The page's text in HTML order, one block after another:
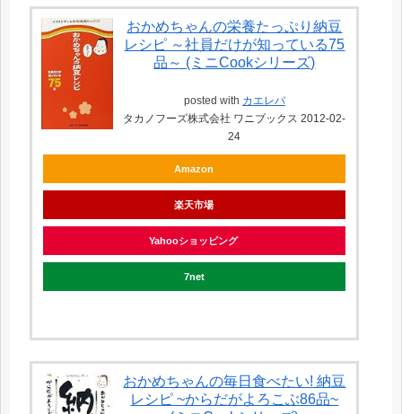
おかめちゃんの栄養たっぷり納豆
レシピ ～社員だけが知っている75
品～ (ミニCookシリーズ)
posted with カエレバ
タカノフーズ株式会社 ワニブックス 2012-02-
24
Amazon
楽天市場
Yahooショッピング
7net
おかめちゃんの毎日食べたい! 納豆
レシピ ~からだがよろこぶ86品~